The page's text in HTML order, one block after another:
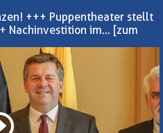
+++ Puppentheater stellt
Nachinvestition im... [zum